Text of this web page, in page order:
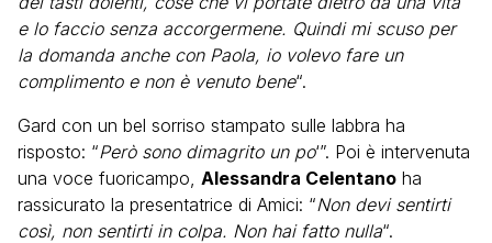
e lo faccio senza accorgermene. Quindi mi scuso per
la domanda anche con Paola, io volevo fare un
complimento e non è venuto bene“.
Gard con un bel sorriso stampato sulle labbra ha
risposto: “Però sono dimagrito un po‘”. Poi è intervenuta
una voce fuoricampo, Alessandra Celentano ha
rassicurato la presentatrice di Amici: “Non devi sentirti
così, non sentirti in colpa. Non hai fatto nulla“.